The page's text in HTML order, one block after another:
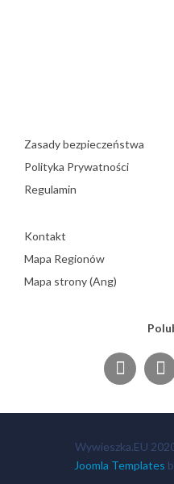
Zasady bezpieczeństwa
Polityka Prywatności
Regulamin
Kontakt
Mapa Regionów
Mapa strony (Ang)
Wywieszka.EU
Joomla Templates